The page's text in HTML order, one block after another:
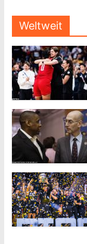
Weltweit